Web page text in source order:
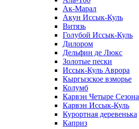
Ак-Марал
Акун Иссык-Куль
Витязь
Голубой Иссык-Куль
Дилором
Дельфин де Люкс
Золотые пески
Иссык-Куль Аврора
Кыргызское взморье
Колумб
Карвэн Четыре Сезона
Карвэн Иссык-Куль
Курортная деревенька
Каприз